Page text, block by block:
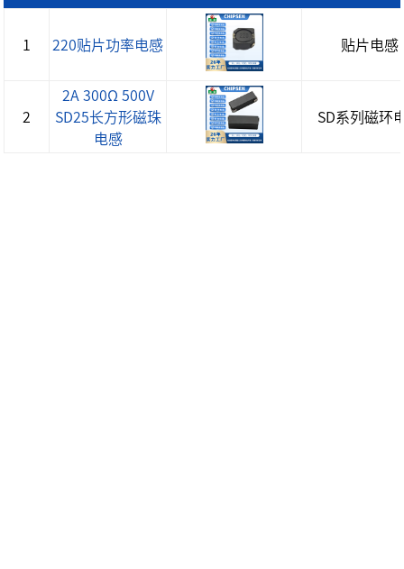
1 220贴片功率电感
2
2A 300Ω 500V
SD25长方形磁珠
电感
贴片电感
SD系列磁环